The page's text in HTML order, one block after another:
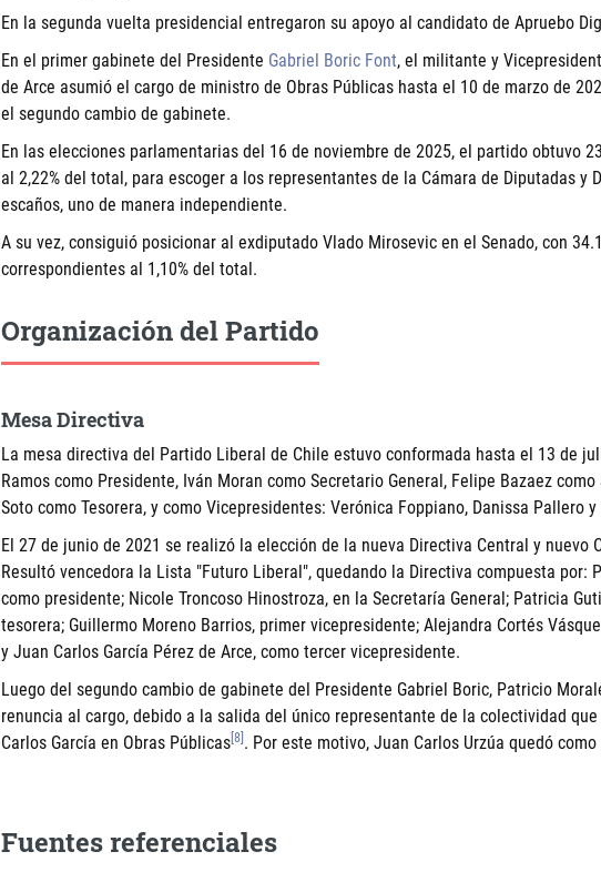
En la segunda vuelta presidencial entregaron su apoyo al candidato de Apruebo
En el primer gabinete del Presidente Gabriel Boric Font, el militante y
de Arce asumió el cargo de ministro de Obras Públicas hasta el 10 de marzo de
el segundo cambio de gabinete.
En las elecciones parlamentarias del 16 de noviembre de 2025, el partido obtuvo
al 2,22% del total, para escoger a los representantes de la Cámara de Diputadas y
escaños, uno de manera independiente.
A su vez, consiguió posicionar al exdiputado Vlado Mirosevic en el Senado, con
correspondientes al 1,10% del total.
Organización del Partido
Mesa Directiva
La mesa directiva del Partido Liberal de Chile estuvo conformada hasta el 13 de
Ramos como Presidente, Iván Moran como Secretario General, Felipe Bazaez
Soto como Tesorera, y como Vicepresidentes: Verónica Foppiano, Danissa Pallero
El 27 de junio de 2021 se realizó la elección de la nueva Directiva Central y nuevo
Resultó vencedora la Lista "Futuro Liberal", quedando la Directiva compuesta por:
como presidente; Nicole Troncoso Hinostroza, en la Secretaría General; Patricia
tesorera; Guillermo Moreno Barrios, primer vicepresidente; Alejandra Cortés
y Juan Carlos García Pérez de Arce, como tercer vicepresidente.
Luego del segundo cambio de gabinete del Presidente Gabriel Boric, Patricio
renuncia al cargo, debido a la salida del único representante de la colectividad
Carlos García en Obras Públicas [8] . Por este motivo, Juan Carlos Urzúa quedó
Fuentes referenciales